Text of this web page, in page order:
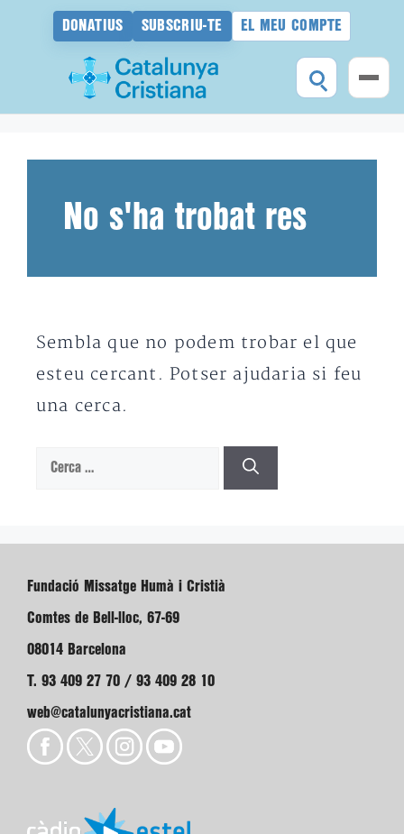
DONATIUS SUBSCRIU-TE EL MEU COMPTE
No s'ha trobat res
Sembla que no podem trobar el que
esteu cercant. Potser ajudaria si feu
una cerca.
Cerca:
Fundació Missatge Humà i Cristià
Comtes de Bell-lloc, 67-69
08014 Barcelona
T. 93 409 27 70 / 93 409 28 10
web@catalunyacristiana.cat